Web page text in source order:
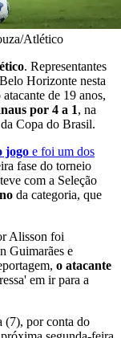
Atlético
. Representantes
Horizonte nesta
de 19 anos,
por 4 a 1, na
Copa do Brasil.
jogo e foi um dos
fase do torneio
com a Seleção
da categoria, que
Alisson foi
Guimarães e
o atacante
em ir para a
(7), por conta do